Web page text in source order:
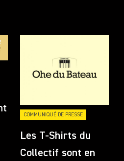
COMMUNIQUÉ DE PRESSE
Les T-Shirts du
Collectif sont en